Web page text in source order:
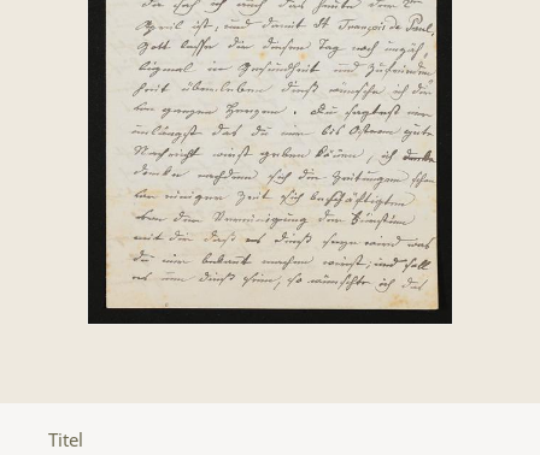
Titel